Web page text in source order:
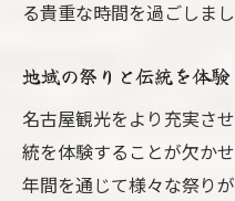
る貴重な時間を過ごしまし
地域の祭りと伝統を体験
名古屋観光をより充実さ
統を体験することが欠か
年間を通じて様々な祭り